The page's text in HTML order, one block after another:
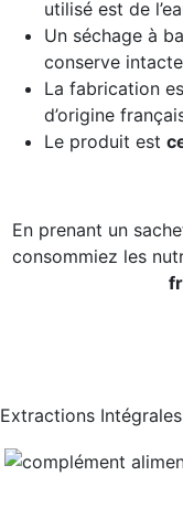
utilisé est de
Un séchage à
conserve
La fabrication
d’origine
Le produit est
En prenant un
consommiez les
Extractions